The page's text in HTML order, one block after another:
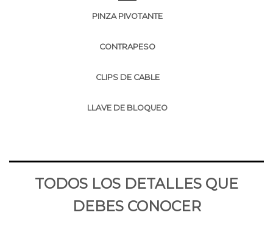
PINZA PIVOTANTE
CONTRAPESO
CLIPS DE CABLE
LLAVE DE BLOQUEO
TODOS LOS DETALLES QUE
DEBES CONOCER